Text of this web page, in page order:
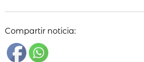
Compartir noticia: